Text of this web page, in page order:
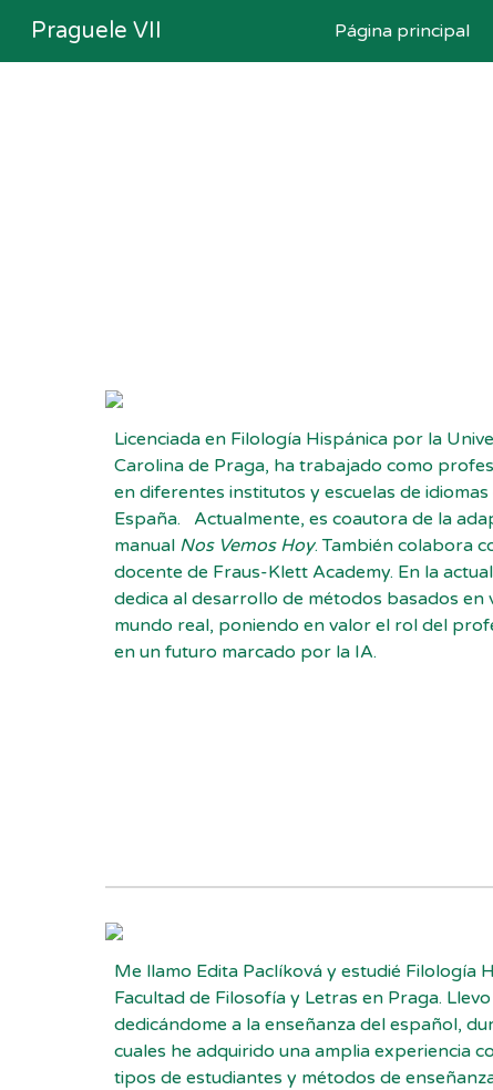
Praguele VII Página principal
Licenciada en Filología Hispánica por la
Carolina de Praga, ha trabajado como
en diferentes institutos y escuelas de idiomas
España. Actualmente, es coautora de la
manual Nos Vemos Hoy. También colabora
docente de Fraus-Klett Academy. En la
dedica al desarrollo de métodos basados en
mundo real, poniendo en valor el rol del
en un futuro marcado por la IA.
Me llamo Edita Paclíková y estudié Filología
Facultad de Filosofía y Letras en Praga.
dedicándome a la enseñanza del español,
cuales he adquirido una amplia experiencia
tipos de estudiantes y métodos de